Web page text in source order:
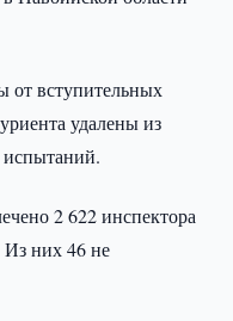
от вступительных
удалены из
2 622 инспектора
Из них 46 не